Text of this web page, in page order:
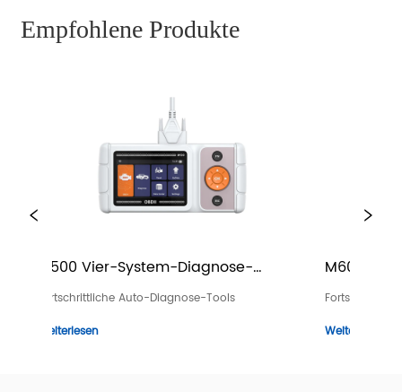
Empfohlene Produkte
Diagnose-
Tools
M601 Toyota - Full Systems
Diagnosegerät
Fortschrittliche Auto-Diagnose-Tools